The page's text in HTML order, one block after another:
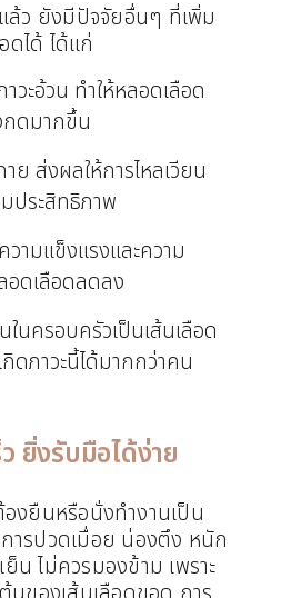
ว ยังมีปัจจัยอื่นๆ ที่เพิ่ม
ดได้ ได้แก่
วะอ้วน ทำให้หลอดเลือด
กดมากขึ้น
ย ส่งผลให้การไหลเวียน
มประสิทธิภาพ
ามแข็งแรงและความ
ดเลือดลดลง
นครอบครัวเป็นเส้นเลือด
ดภาวะนี้ได้มากกว่าคน
ยิ่งรับมือได้ง่าย
ยืนหรือนั่งทำงานเป็น
การปวดเมื่อย น่องตึง หนัก
น ไม่ควรมองข้าม เพราะ